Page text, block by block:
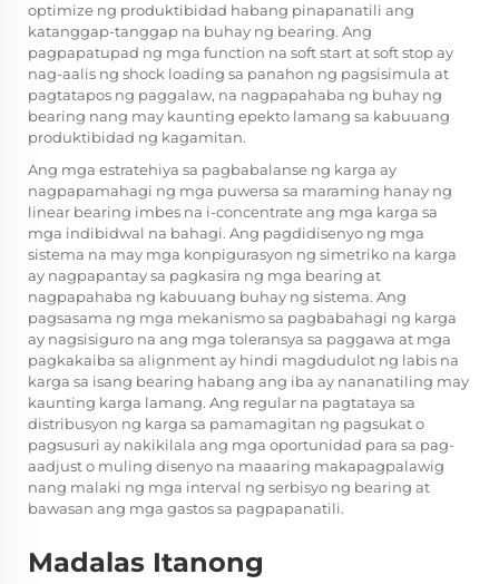
optimize ng produktibidad habang pinapanatili ang
katanggap-tanggap na buhay ng bearing. Ang
pagpapatupad ng mga function na soft start at soft stop ay
nag-aalis ng shock loading sa panahon ng pagsisimula at
pagtatapos ng paggalaw, na nagpapahaba ng buhay ng
bearing nang may kaunting epekto lamang sa kabuuang
produktibidad ng kagamitan.
Ang mga estratehiya sa pagbabalanse ng karga ay
nagpapamahagi ng mga puwersa sa maraming hanay ng
linear bearing imbes na i-concentrate ang mga karga sa
mga indibidwal na bahagi. Ang pagdidisenyo ng mga
sistema na may mga konpigurasyon ng simetriko na karga
ay nagpapantay sa pagkasira ng mga bearing at
nagpapahaba ng kabuuang buhay ng sistema. Ang
pagsasama ng mga mekanismo sa pagbabahagi ng karga
ay nagsisiguro na ang mga toleransya sa paggawa at mga
pagkakaiba sa alignment ay hindi magdudulot ng labis na
karga sa isang bearing habang ang iba ay nananatiling may
kaunting karga lamang. Ang regular na pagtataya sa
distribusyon ng karga sa pamamagitan ng pagsukat o
pagsusuri ay nakikilala ang mga oportunidad para sa pag-
aadjust o muling disenyo na maaaring makapagpalawig
nang malaki ng mga interval ng serbisyo ng bearing at
bawasan ang mga gastos sa pagpapanatili.
Madalas Itanong